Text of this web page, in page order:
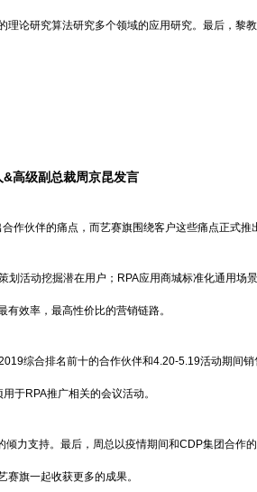
论研究算法研究多个领域的应用研究。最后，黎教
&高级副总裁周京昆发言
作伙伴的痛点，而艺赛旗围绕客户这些痛点正式推
活动挖掘潜在用户；RPA应用商城标准化通用场
效率，最高性价比的营销链路。
综合排名前十的合作伙伴和4.20-5.19活动期间销
于RPA推广相关的会议活动。
力支持。最后，周总以疫情期间和CDP集团合作
旗一起收获更多的成果。